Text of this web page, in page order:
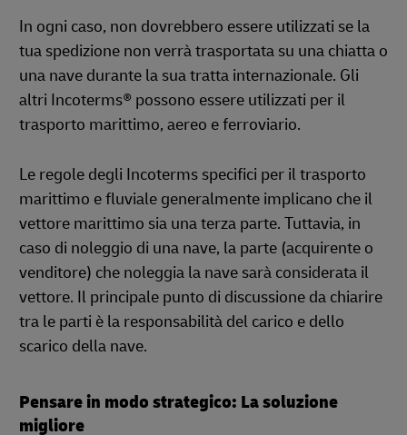
In ogni caso, non dovrebbero essere utilizzati se la
tua spedizione non verrà trasportata su una chiatta o
una nave durante la sua tratta internazionale. Gli
altri Incoterms® possono essere utilizzati per il
trasporto marittimo, aereo e ferroviario.
Le regole degli Incoterms specifici per il trasporto
marittimo e fluviale generalmente implicano che il
vettore marittimo sia una terza parte. Tuttavia, in
caso di noleggio di una nave, la parte (acquirente o
venditore) che noleggia la nave sarà considerata il
vettore. Il principale punto di discussione da chiarire
tra le parti è la responsabilità del carico e dello
scarico della nave.
Pensare in modo strategico: La soluzione
migliore